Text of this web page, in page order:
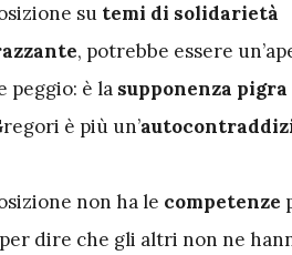
su temi di solidarietà
, potrebbe essere
peggio: è la supponenza pigra
è più un’
non ha le competenze
dire che gli altri non ne